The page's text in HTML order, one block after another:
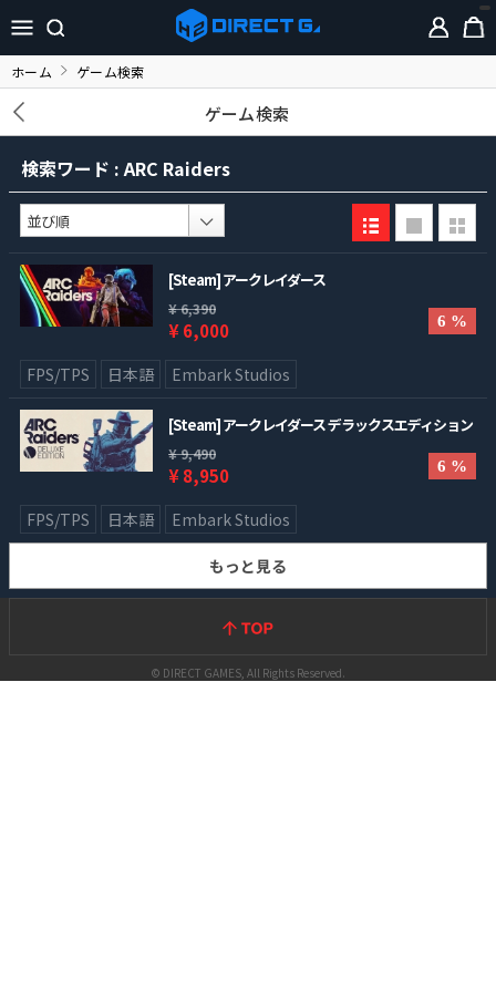
ホーム ゲーム検索
ゲーム検索
検索ワード : ARC Raiders
[Steam] アークレイダース
¥ 6,390
¥ 6,000 6 %
FPS/TPS 日本語 Embark Studios
[Steam] アークレイダース デラックスエディション
¥ 9,490
¥ 8,950 6 %
FPS/TPS 日本語 Embark Studios
もっと見る
© DIRECT GAMES, All Rights Reserved.